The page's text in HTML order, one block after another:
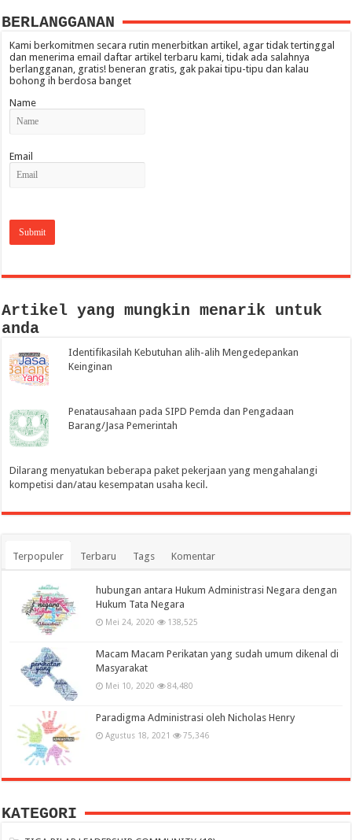
BERLANGGANAN
Kami berkomitmen secara rutin menerbitkan artikel, agar tidak tertinggal
dan menerima email daftar artikel terbaru kami, tidak ada salahnya
berlangganan, gratis! beneran gratis, gak pakai tipu-tipu dan kalau
bohong ih berdosa banget
Name
Email
Artikel yang mungkin menarik untuk
anda
Identifikasilah Kebutuhan alih-alih Mengedepankan
Keinginan
Penatausahaan pada SIPD Pemda dan Pengadaan
Barang/Jasa Pemerintah
Dilarang menyatukan beberapa paket pekerjaan yang mengahalangi
kompetisi dan/atau kesempatan usaha kecil.
Terpopuler Terbaru Tags Komentar
hubungan antara Hukum Administrasi Negara dengan
Hukum Tata Negara
Mei 24, 2020 138,525
Macam Macam Perikatan yang sudah umum dikenal di
Masyarakat
Mei 10, 2020 84,480
Paradigma Administrasi oleh Nicholas Henry
Agustus 18, 2021 75,346
KATEGORI